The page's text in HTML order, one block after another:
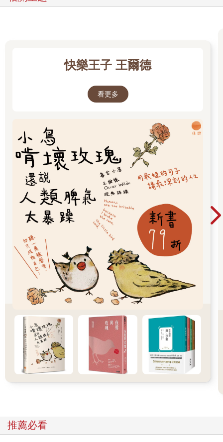
流許多歷史題材創作，需要找尋相關資料的經驗。因為也帶了去
然中文方塊字對Luca來說真的非常陌生，但他光看書中的歷史照
片，馬上就能明白及體會，這些相關歷史資料的蒐集及整理相當
另外Luca和我提到，在法國的閱讀人口算是非常廣泛，義大利就
又少了一些，而瑞士方面，Luca則很委婉說著：「Could be
better!」由於以前國高中的世界地理曾經教過，瑞士主要有德、
法、義三種官方語言，故Luca對於我知道瑞士有三種主要官方語
言非常驚訝，他說很多歐洲人甚至還不知道這件事。不過自己對
瑞士官方語言所知也僅止於此，在Luca的分析下，才知道瑞士的
三種主要官方語言，對於創作者來說，僅會使用自己熟知的語言
寫作，像Luca的母語是義大利語，所以《Silence》也是以義大利
語創作。如此的語言區分，當然也會影響瑞士單一官方語言的閱
讀人口變得更少，這可能也是Luca那句「Could be better!」的另
而Luca和自己的創作理念幾乎不謀而合，由於我們兩人都是業餘
興趣的寫作者，也一致認為自己如果只靠寫作很難存活。但因為
是業餘興趣性質，故在創作上較無包袱及時間、經濟壓力，創作
理念還是為了自己想寫、想分享的故事為主，銷售量或是否符合
主流市場口味，確實並非我們寫作的第一考量。因為和Luca有太
多創作經驗與理念非常相近，也讓自己深感微妙，臺灣與瑞士兩
地雖然相距萬里，然而自己非常有緣及幸運，竟然在法國坎城遇
到了與自己非常相近的瑞士「鏡像」寫作者。而好鄰居瑞士代表
團，真不愧是「臺灣之友」，對於緊接後頭的「臺灣專題」，給
予極為熱情的支持與極大的掌聲。我們臺灣專題的四位出版社代
表，包含伊庭、良玉姊、珊珊、Emily，也都在台上展現相當耀眼
的風趣演說，精彩介紹了四部臺灣代表作品。
在一對一媒合會的單元中，大致可以歸納出來，各國影視代表，
會很重視故事是否適合改編成其他國家的影視內容，並相對排斥
由於法國影視代表看起來時間有限，原先似乎只想表明這些原則
就要離去，不過當我介紹自己故事時，我以法國蔚藍海岸各地景
快樂王子 王爾德
看更多
推薦必看